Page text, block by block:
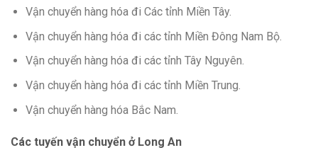
Vận chuyển hàng hóa đi Các tỉnh Miền Tây.
Vận chuyển hàng hóa đi các tỉnh Miền Đông Nam Bộ.
Vận chuyển hàng hóa đi các tỉnh Tây Nguyên.
Vận chuyển hàng hóa đi các tỉnh Miền Trung.
Vận chuyển hàng hóa Bắc Nam.
Các tuyến vận chuyển ở Long An